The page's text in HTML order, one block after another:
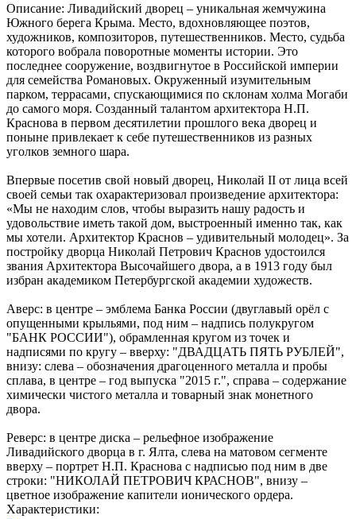
Описание: Ливадийский дворец – уникальная жемчужина
Южного берега Крыма. Место, вдохновляющее поэтов,
художников, композиторов, путешественников. Место, судьба
которого вобрала поворотные моменты истории. Это
последнее сооружение, воздвигнутое в Российской империи
для семейства Романовых. Окруженный изумительным
парком, террасами, спускающимися по склонам холма Могаби
до самого моря. Созданный талантом архитектора Н.П.
Краснова в первом десятилетии прошлого века дворец и
поныне привлекает к себе путешественников из разных
уголков земного шара.
Впервые посетив свой новый дворец, Николай ΙΙ от лица всей
своей семьи так охарактеризовал произведение архитектора:
«Мы не находим слов, чтобы выразить нашу радость и
удовольствие иметь такой дом, выстроенный именно так, как
мы хотели. Архитектор Краснов – удивительный молодец». За
постройку дворца Николай Петрович Краснов удостоился
звания Архитектора Высочайшего двора, а в 1913 году был
избран академиком Петербургской академии художеств.
Аверс: в центре – эмблема Банка России (двуглавый орёл с
опущенными крыльями, под ним – надпись полукругом
"БАНК РОССИИ"), обрамленная кругом из точек и
надписями по кругу – вверху: "ДВАДЦАТЬ ПЯТЬ РУБЛЕЙ",
внизу: слева – обозначения драгоценного металла и пробы
сплава, в центре – год выпуска "2015 г.", справа – содержание
химически чистого металла и товарный знак монетного
двора.
Реверс: в центре диска – рельефное изображение
Ливадийского дворца в г. Ялта, слева на матовом сегменте
вверху – портрет Н.П. Краснова с надписью под ним в две
строки: "НИКОЛАЙ ПЕТРОВИЧ КРАСНОВ", внизу –
цветное изображение капители ионического ордера.
Характеристики: